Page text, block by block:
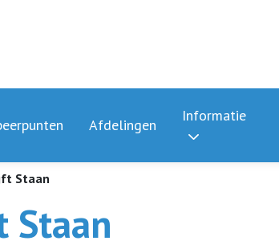
Afdelingen
Informatie
Staan
Staan